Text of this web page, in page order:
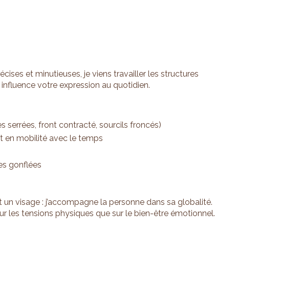
et minutieuses, je viens travailler les structures
votre expression au quotidien.
serrées, front contracté, sourcils froncés)
en mobilité avec le temps
gonflées
visage : j’accompagne la personne dans sa globalité.
les tensions physiques que sur le bien-être émotionnel.